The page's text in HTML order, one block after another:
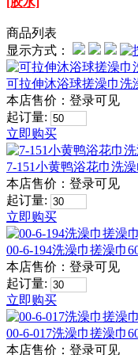
商品列表
显示方式：
可拉伸沐浴球搓澡巾洗
本店售价： 登录可见
起订量:
立即购买
7-151小黄鸭浴花巾洗
本店售价： 登录可见
起订量:
立即购买
00-6-194洗澡巾搓澡巾
本店售价： 登录可见
起订量:
立即购买
00-6-017洗澡巾搓澡巾
本店售价： 登录可见